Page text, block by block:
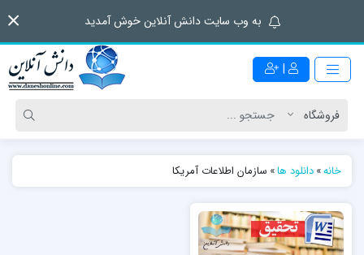
به وب سایت دانش آنلاین خوش آمدید
|
خانه»دانلود ها» سازمان اطلاعات آمریکا